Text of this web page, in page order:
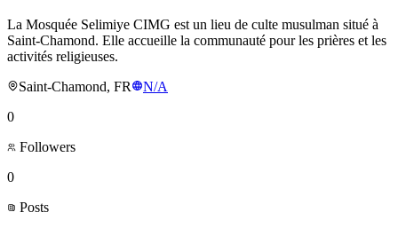
La Mosquée Selimiye CIMG est un lieu de culte musulman situé à
Saint-Chamond. Elle accueille la communauté pour les prières et les
activités religieuses.
Saint-Chamond, FR
N/A
0
Followers
0
Posts